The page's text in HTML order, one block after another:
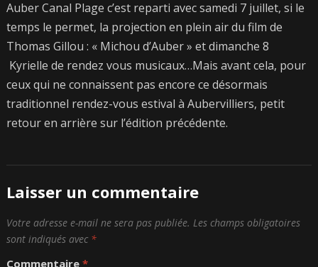
Auber Canal Plage c’est reparti avec samedi 7 juillet, si le
temps le permet, la projection en plein air du film de
Thomas Gillou : « Michou d’Auber » et dimanche 8
Kyrielle de rendez vous musicaux…Mais avant cela, pour
ceux qui ne connaissent pas encore ce désormais
traditionnel rendez-vous estival à Aubervilliers, petit
retour en arrière sur l’édition précédente.
Laisser un commentaire
Votre adresse e-mail ne sera pas publiée. Les champs obligatoires
sont indiqués avec *
Commentaire *